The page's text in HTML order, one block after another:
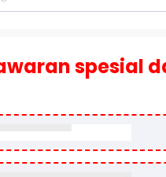
spesial